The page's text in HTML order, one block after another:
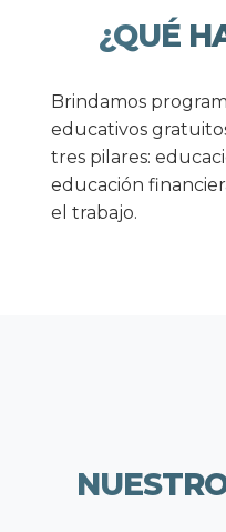
¿QUÉ
Brindamos
educativos
tres pilares:
educación
el trabajo.